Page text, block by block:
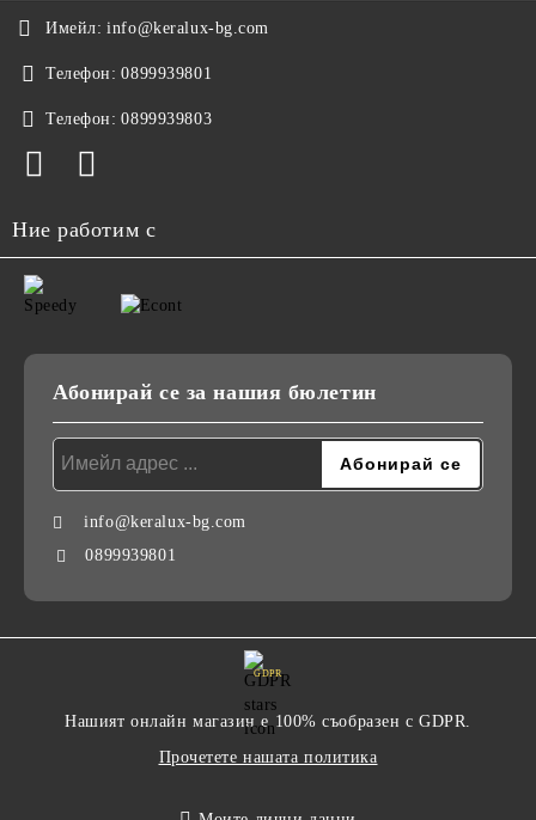
Имейл: info@keralux-bg.com
Телефон: 0899939801
Телефон: 0899939803
Ние работим с
Абонирай се за нашия бюлетин
info@keralux-bg.com
0899939801
GDPR
Нашият онлайн магазин е 100% съобразен с GDPR.
Прочетете нашата политика